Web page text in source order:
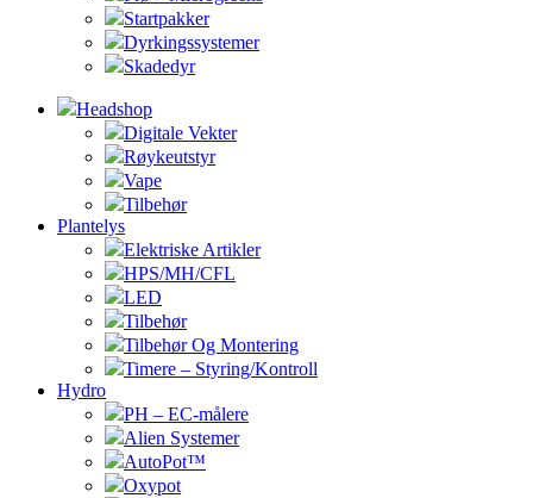
Startpakker
Dyrkingssystemer
Skadedyr
Headshop
Digitale Vekter
Røykeutstyr
Vape
Tilbehør
Plantelys
Elektriske Artikler
HPS/MH/CFL
LED
Tilbehør
Tilbehør Og Montering
Timere – Styring/Kontroll
Hydro
PH – EC-målere
Alien Systemer
AutoPot™
Oxypot